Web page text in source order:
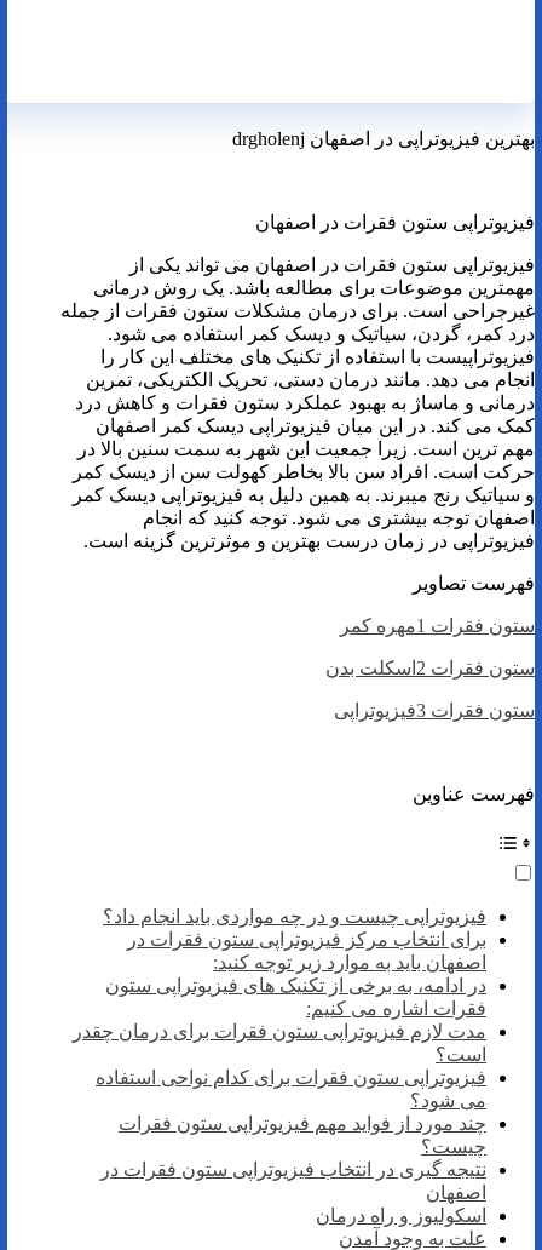
بهترین فیزیوتراپی در اصفهان drgholenj
فیزیوتراپی ستون فقرات در اصفهان
فیزیوتراپی ستون فقرات در اصفهان می تواند یکی از
مهمترین موضوعات برای مطالعه باشد. یک روش درمانی
غیرجراحی است. برای درمان مشکلات ستون فقرات از جمله
درد کمر، گردن، سیاتیک و دیسک کمر استفاده می شود.
فیزیوتراپیست با استفاده از تکنیک های مختلف این کار را
انجام می دهد. مانند درمان دستی، تحریک الکتریکی، تمرین
درمانی و ماساژ به بهبود عملکرد ستون فقرات و کاهش درد
کمک می کند. در این میان فیزیوتراپی دیسک کمر اصفهان
مهم ترین است. زیرا جمعیت این شهر به سمت سنین بالا در
حرکت است. افراد سن بالا بخاطر کهولت سن از دیسک کمر
و سیاتیک رنج میبرند. به همین دلیل به فیزیوتراپی دیسک کمر
اصفهان توجه بیشتری می شود. توجه کنید که انجام
فیزیوتراپی در زمان درست بهترین و موثرترین گزینه است.
فهرست تصاویر
ستون فقرات 1مهره کمر
ستون فقرات 2اسکلت بدن
ستون فقرات 3فیزیوتراپی
فهرست عناوین
فیزیوتراپی چیست و در چه مواردی باید انجام داد؟
برای انتخاب مرکز فیزیوتراپی ستون فقرات در
اصفهان باید به موارد زیر توجه کنید:
در ادامه، به برخی از تکنیک های فیزیوتراپی ستون
فقرات اشاره می کنیم:
مدت لازم فیزیوتراپی ستون فقرات برای درمان چقدر
است؟
فیزیوتراپی ستون فقرات برای کدام نواحی استفاده
می شود؟
چند مورد از فواید مهم فیزیوتراپی ستون فقرات
چیست؟
نتیجه گیری در انتخاب فیزیوتراپی ستون فقرات در
اصفهان
اسکولیوز و راه درمان
علت به وجود آمدن